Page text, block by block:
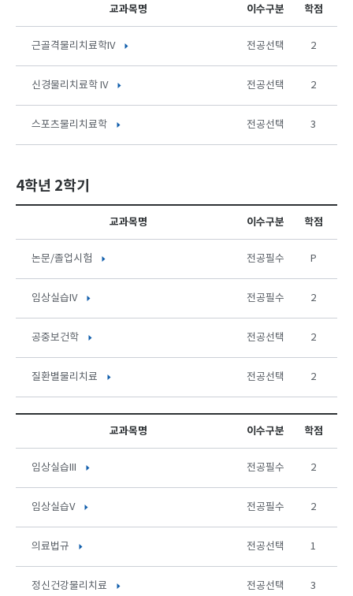
교과목명 이수구분 학점
근골격물리치료학IV 전공선택 2
신경물리치료학 IV 전공선택 2
스포츠물리치료학 전공선택 3
4학년 2학기
교과목명 이수구분 학점
논문/졸업시험 전공필수 P
임상실습IV 전공필수 2
공중보건학 전공선택 2
질환별물리치료 전공선택 2
교과목명 이수구분 학점
임상실습III 전공필수 2
임상실습V 전공필수 2
의료법규 전공선택 1
정신건강물리치료 전공선택 3